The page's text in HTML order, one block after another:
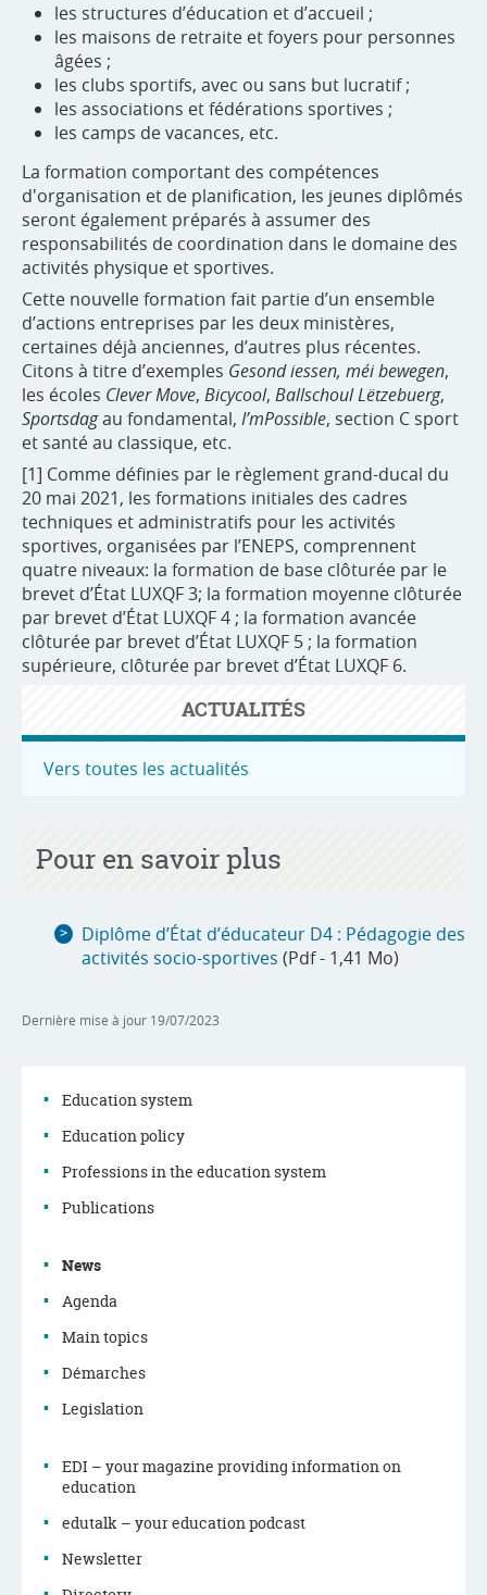
les structures d’éducation et d’accueil ;
les maisons de retraite et foyers pour personnes
âgées ;
les clubs sportifs, avec ou sans but lucratif ;
les associations et fédérations sportives ;
les camps de vacances, etc.
La formation comportant des compétences
d'organisation et de planification, les jeunes diplômés
seront également préparés à assumer des
responsabilités de coordination dans le domaine des
activités physique et sportives.
Cette nouvelle formation fait partie d’un ensemble
d’actions entreprises par les deux ministères,
certaines déjà anciennes, d’autres plus récentes.
Citons à titre d’exemples Gesond iessen, méi bewegen,
les écoles Clever Move, Bicycool, Ballschoul Lëtzebuerg,
Sportsdagau fondamental, I’mPossible, section C sport
et santé au classique, etc.
[1] Comme définies par le règlement grand-ducal du
20 mai 2021, les formations initiales des cadres
techniques et administratifs pour les activités
sportives, organisées par l’ENEPS, comprennent
quatre niveaux: la formation de base clôturée par le
brevet d’État LUXQF 3; la formation moyenne clôturée
par brevet d’État LUXQF 4 ; la formation avancée
clôturée par brevet d’État LUXQF 5 ; la formation
supérieure, clôturée par brevet d’État LUXQF 6.
ACTUALITÉS
Vers toutes les actualités
Pour en savoir plus
Diplôme d’État d’éducateur D4 : Pédagogie des
activités socio-sportives (Pdf - 1,41 Mo)
Dernière mise à jour 19/07/2023
Navigation
menu
Education system
Education policy
Professions in the education system
Publications
News
Agenda
Main topics
Démarches
Legislation
EDI – your magazine providing information on
education
edutalk – your education podcast
Newsletter